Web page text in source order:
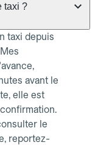
taxi ?
taxi depuis
avant le
elle est
le
reportez-